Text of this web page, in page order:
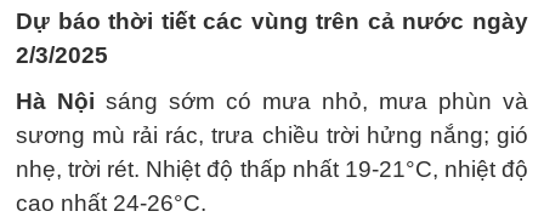
Dự báo thời tiết các vùng trên cả nước ngày
2/3/2025
Hà Nội sáng sớm có mưa nhỏ, mưa phùn và
sương mù rải rác, trưa chiều trời hửng nắng; gió
nhẹ, trời rét. Nhiệt độ thấp nhất 19-21°C, nhiệt độ
cao nhất 24-26°C.